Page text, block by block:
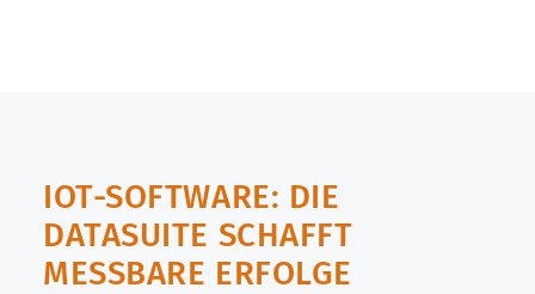
IOT-SOFTWARE: DIE
DATASUITE SCHAFFT
MESSBARE ERFOLGE